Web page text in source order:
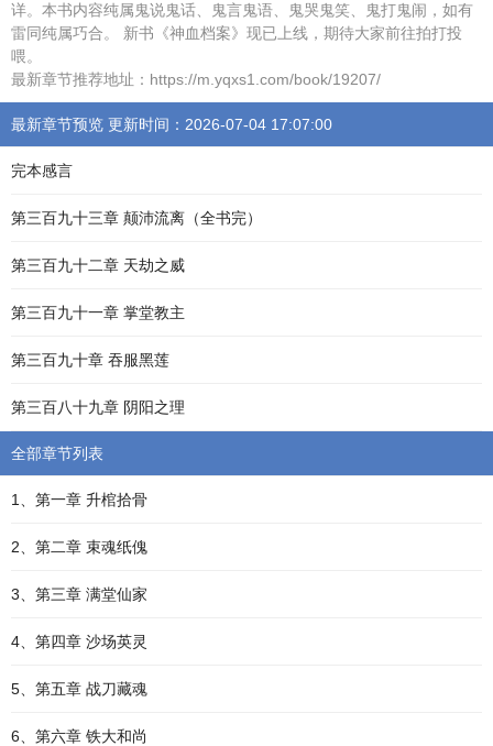
详。本书内容纯属鬼说鬼话、鬼言鬼语、鬼哭鬼笑、鬼打鬼闹，如有
雷同纯属巧合。 新书《神血档案》现已上线，期待大家前往拍打投
喂。
最新章节推荐地址：https://m.yqxs1.com/book/19207/
最新章节预览 更新时间：2026-07-04 17:07:00
完本感言
第三百九十三章 颠沛流离（全书完）
第三百九十二章 天劫之威
第三百九十一章 掌堂教主
第三百九十章 吞服黑莲
第三百八十九章 阴阳之理
全部章节列表
1、第一章 升棺拾骨
2、第二章 束魂纸傀
3、第三章 满堂仙家
4、第四章 沙场英灵
5、第五章 战刀藏魂
6、第六章 铁大和尚